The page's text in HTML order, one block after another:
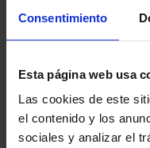
Consentimiento
Esta página web usa
Las cookies de este
el contenido y los
sociales y analizar el
Excelencia y calidad​
Trabaja con nosotros​
Rincón del accionista​